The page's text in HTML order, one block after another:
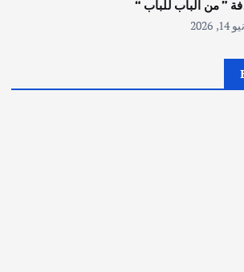
في جذور المشكلة وحلولها المستدامة
في مدينة كلباء الاماراتية
” من الباب للباب “
2026